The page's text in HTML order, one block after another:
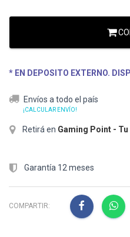
* EN DEPOSITO EXTERNO.
Envíos a todo el país
¡CALCULAR ENVÍO!
Retirá en Gaming Point -
Garantía 12 meses
COMPARTIR: